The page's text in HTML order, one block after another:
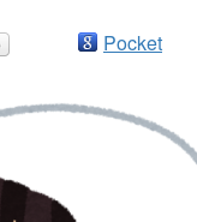
Pocket